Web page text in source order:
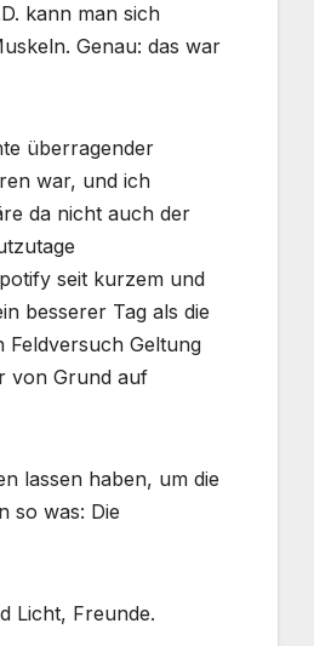
kann man sich
Genau: das war
überragender
war, und ich
da nicht auch der
seit kurzem und
besserer Tag als die
Geltung
von Grund auf
lassen haben, um die
so was: Die
Licht, Freunde.